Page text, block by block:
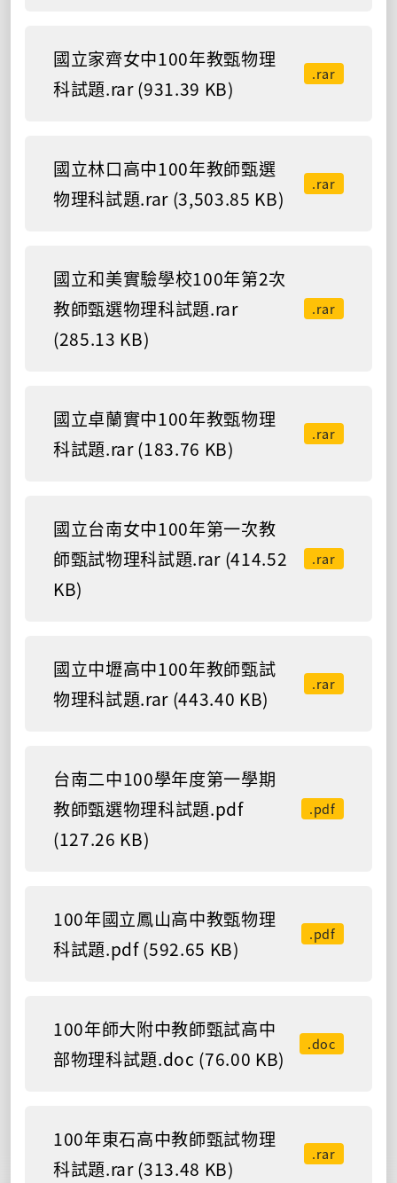
國立家齊女中100年教甄物理
科試題.rar (931.39 KB)
.rar
國立林口高中100年教師甄選
物理科試題.rar (3,503.85 KB)
.rar
國立和美實驗學校100年第2次
教師甄選物理科試題.rar
(285.13 KB)
.rar
國立卓蘭實中100年教甄物理
科試題.rar (183.76 KB)
.rar
國立台南女中100年第一次教
師甄試物理科試題.rar (414.52
KB)
.rar
國立中壢高中100年教師甄試
物理科試題.rar (443.40 KB)
.rar
台南二中100學年度第一學期
教師甄選物理科試題.pdf
(127.26 KB)
.pdf
100年國立鳳山高中教甄物理
科試題.pdf (592.65 KB)
.pdf
100年師大附中教師甄試高中
部物理科試題.doc (76.00 KB)
.doc
100年東石高中教師甄試物理
科試題.rar (313.48 KB)
.rar